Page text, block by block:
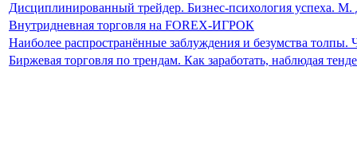
Дисциплинированный трейдер. Бизнес-психология успеха. М.
Внутридневная торговля на FOREX-ИГРОК
Наиболее распространённые заблуждения и безумства толпы.
Биржевая торговля по трендам. Как заработать, наблюдая